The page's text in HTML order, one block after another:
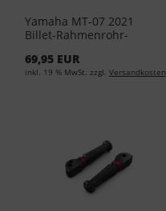
Yamaha MT-07 2021
Billet-Rahmenrohr-
F2111-20-00
69,95 EUR
inkl. 19 % MwSt. zzgl. Versandkosten